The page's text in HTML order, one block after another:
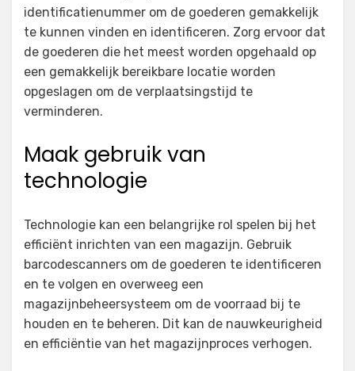
identificatienummer om de goederen gemakkelijk
te kunnen vinden en identificeren. Zorg ervoor dat
de goederen die het meest worden opgehaald op
een gemakkelijk bereikbare locatie worden
opgeslagen om de verplaatsingstijd te
verminderen.
Maak gebruik van
technologie
Technologie kan een belangrijke rol spelen bij het
efficiënt inrichten van een magazijn. Gebruik
barcodescanners om de goederen te identificeren
en te volgen en overweeg een
magazijnbeheersysteem om de voorraad bij te
houden en te beheren. Dit kan de nauwkeurigheid
en efficiëntie van het magazijnproces verhogen.